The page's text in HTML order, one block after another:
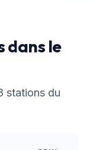
dans le
stations du